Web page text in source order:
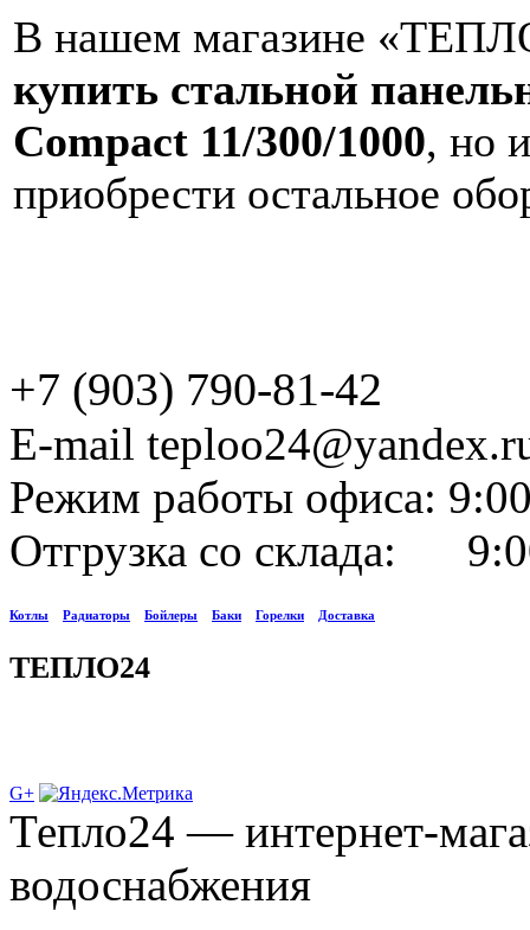
В нашем магазине
купить стальной
Compact 11/300/1000, но
приобрести остальное
+7 (903) 790-81-42
E-mail
Режим работы офиса:
Отгрузка со склада:
Котлы Радиаторы Бойлеры Баки Горелки Доставка
ТЕПЛО24
G+
Тепло24 — интернет-
водоснабжения